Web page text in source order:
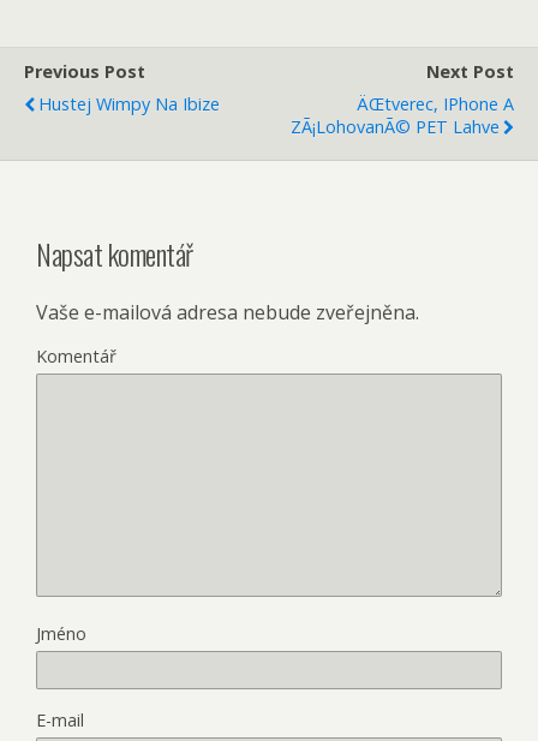
Previous Post
Hustej Wimpy Na Ibize
Next Post
ÄŒtverec, IPhone A
ZÃ¡lohovanÃ© PET Lahve
Napsat komentář
Vaše e-mailová adresa nebude zveřejněna.
Komentář
Jméno
E-mail